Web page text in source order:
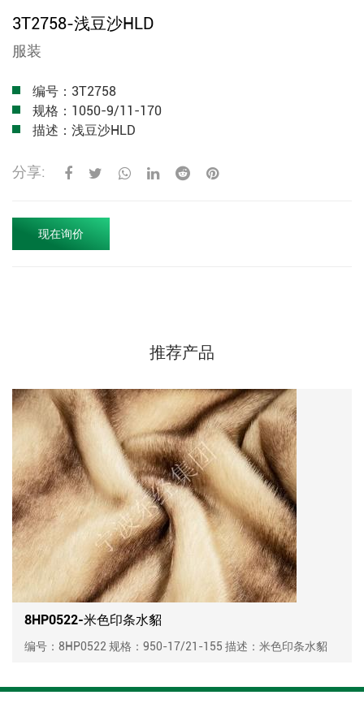
3T2758-浅豆沙HLD
服装
编号：3T2758
规格：1050-9/11-170
描述：浅豆沙HLD
分享:
现在询价
推荐产品
8HP0522-米色印条水貂
编号：8HP0522 规格：950-17/21-155 描述：米色印条水貂